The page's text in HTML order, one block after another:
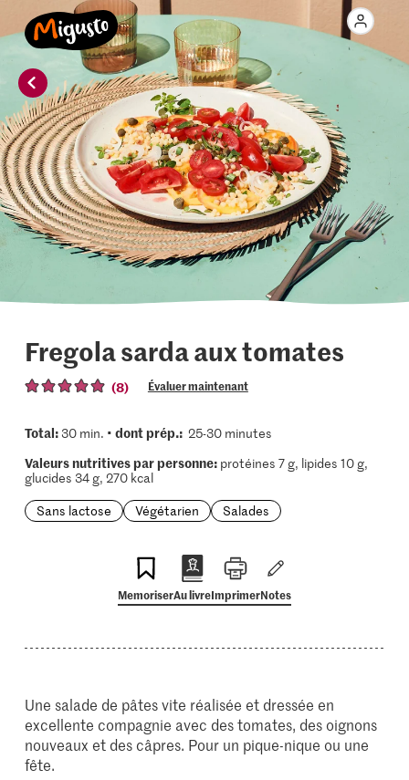
Fregola sarda aux tomates
(8) Évaluer maintenant
Total:30 min. • dont prép.:25-30 minutes
Valeurs nutritives par personne:protéines 7 g, lipides 10 g,
glucides 34 g, 270 kcal
Sans lactose
Végétarien Salades
MemoriserAu livreImprimerNotes
Une salade de pâtes vite réalisée et dressée en
excellente compagnie avec des tomates, des oignons
nouveaux et des câpres. Pour un pique-nique ou une
fête.